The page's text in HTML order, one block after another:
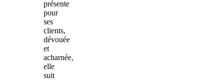
présente
pour
ses
clients,
dévouée
et
acharnée,
elle
suit